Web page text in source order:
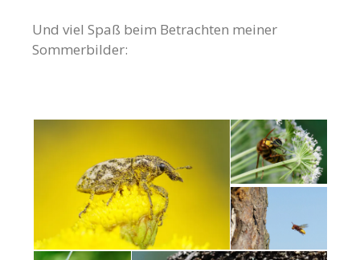
Und viel Spaß beim Betrachten meiner
Sommerbilder: